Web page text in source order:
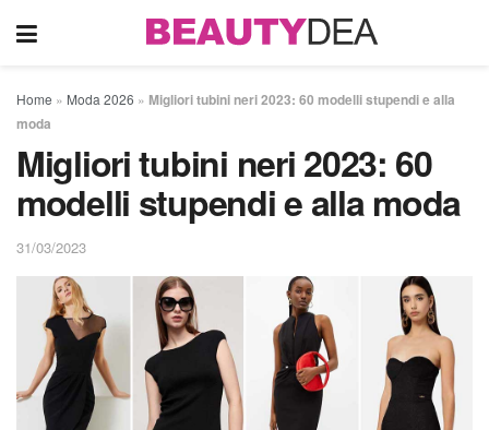
Home » Moda 2026 » Migliori tubini neri 2023: 60 modelli stupendi e alla
moda
Migliori tubini neri 2023: 60
modelli stupendi e alla moda
31/03/2023